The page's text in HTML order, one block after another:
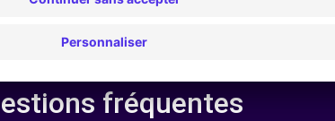
fréquentes